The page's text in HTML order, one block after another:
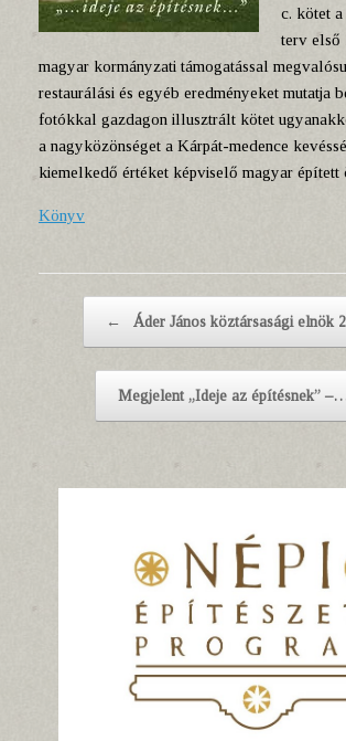
c. kötet
terv első
magyar kormányzati támogatással
restaurálási és egyéb eredményeket mutatja
fotókkal gazdagon illusztrált kötet
a nagyközönséget a Kárpát-medence
kiemelkedő értéket képviselő magyar épített
Könyv
←
Áder János köztársasági elnök
Megjelent „Ideje az építésnek”